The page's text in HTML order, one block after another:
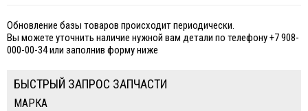
Обновление базы товаров происходит периодически.
Вы можете уточнить наличие нужной вам детали по телефону +7 908-
000-00-34 или заполнив форму ниже
БЫСТРЫЙ ЗАПРОС ЗАПЧАСТИ
МАРКА